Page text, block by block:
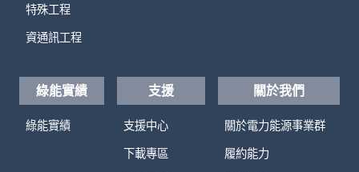
特殊工程
資通訊工程
綠能實績
綠能實績
支援
支援中心
下載專區
關於我們
關於電力能源事業群
履約能力